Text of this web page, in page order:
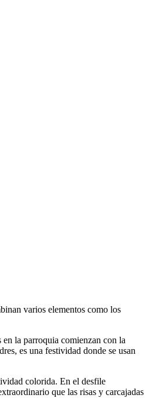
varios elementos como los
en la parroquia comienzan con la
es una festividad donde se usan
colorida. En el desfile
que las risas y carcajadas